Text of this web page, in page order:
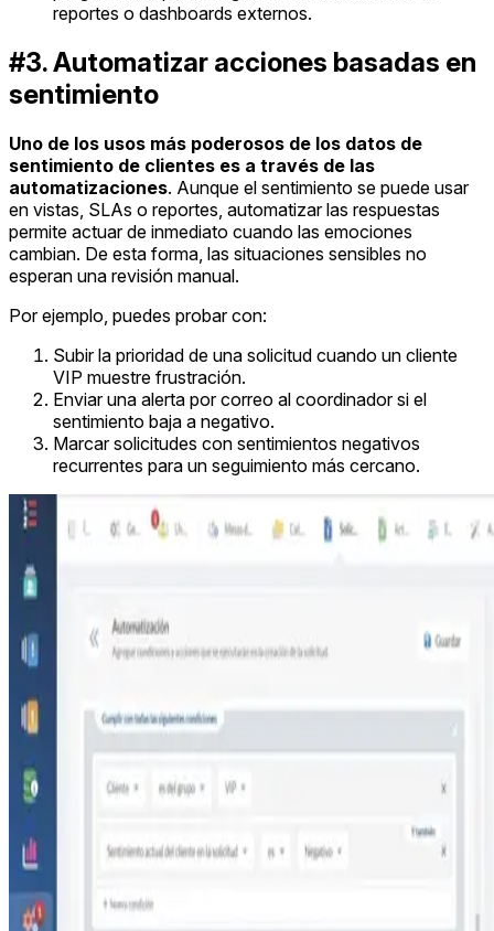
reportes o dashboards externos.
#3. Automatizar acciones basadas en
sentimiento
Uno de los usos más poderosos de los datos de
sentimiento de clientes es a través de las
automatizaciones. Aunque el sentimiento se puede usar
en vistas, SLAs o reportes, automatizar las respuestas
permite actuar de inmediato cuando las emociones
cambian. De esta forma, las situaciones sensibles no
esperan una revisión manual.
Por ejemplo, puedes probar con:
Subir la prioridad de una solicitud cuando un cliente
VIP muestre frustración.
Enviar una alerta por correo al coordinador si el
sentimiento baja a negativo.
Marcar solicitudes con sentimientos negativos
recurrentes para un seguimiento más cercano.